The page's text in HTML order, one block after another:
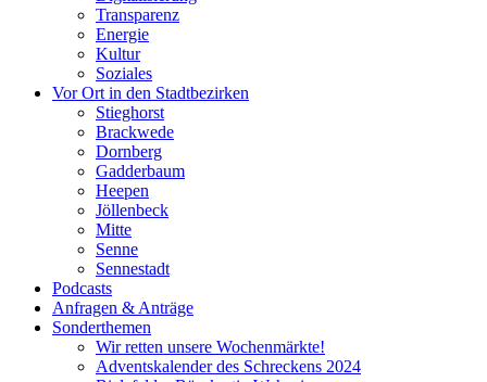
Transparenz
Energie
Kultur
Soziales
Vor Ort in den Stadtbezirken
Stieghorst
Brackwede
Dornberg
Gadderbaum
Heepen
Jöllenbeck
Mitte
Senne
Sennestadt
Podcasts
Anfragen & Anträge
Sonderthemen
Wir retten unsere Wochenmärkte!
Adventskalender des Schreckens 2024